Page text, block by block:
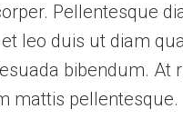
Pellentesque
leo duis ut diam
bibendum. At
mattis pellentesque.